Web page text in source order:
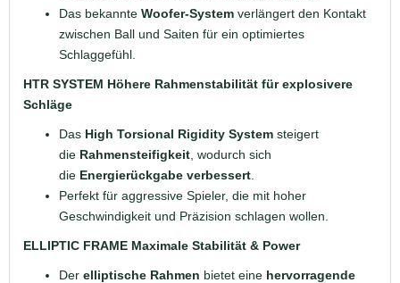
Das bekannte Woofer-System verlängert den Kontakt
zwischen Ball und Saiten für ein optimiertes
Schlaggefühl.
HTR SYSTEM Höhere Rahmenstabilität für explosivere
Schläge
Das High Torsional Rigidity System steigert
die Rahmensteifigkeit , wodurch sich
die Energierückgabe verbessert
Perfekt für aggressive Spieler, die mit hoher
Geschwindigkeit und Präzision schlagen wollen.
ELLIPTIC FRAME Maximale Stabilität & Power
Der elliptische Rahmen bietet eine hervorragende